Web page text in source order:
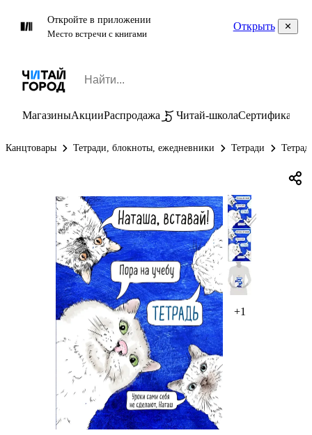
Откройте в приложении
Место встречи с книгами
Открыть
МагазиныАкцииРаспродажа Читай-школаСертификаты
Канцтовары Тетради, блокноты, ежедневники Тетради
+1